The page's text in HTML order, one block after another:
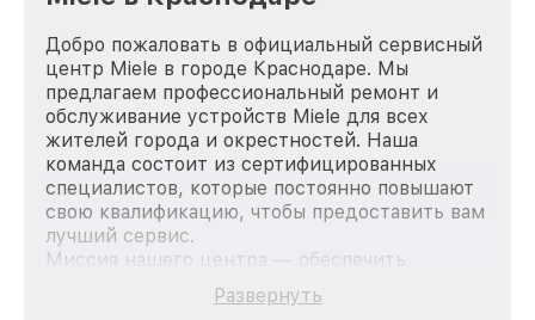
Добро пожаловать в официальный сервисный
центр Miele в городе Краснодаре. Мы
предлагаем профессиональный ремонт и
обслуживание устройств Miele для всех
жителей города и окрестностей. Наша
команда состоит из сертифицированных
специалистов, которые постоянно повышают
свою квалификацию, чтобы предоставить вам
лучший сервис.
Миссия нашего центра — обеспечить
качественный и доступный ремонт для
каждого пользователя продукции Miele, вне
Развернуть